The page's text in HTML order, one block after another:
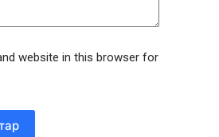
website in this browser for